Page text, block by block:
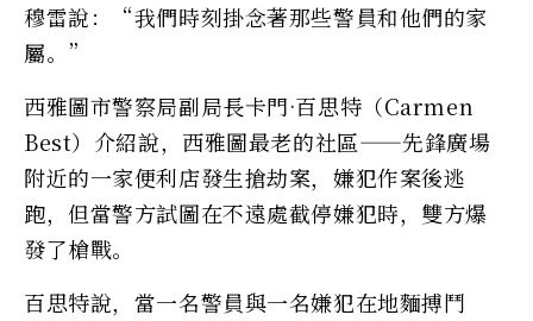
穆雷說：“我們時刻掛念著那些警員和他們的家
屬。”
西雅圖市警察局副局長卡門·百思特（Carmen
Best）介紹說，西雅圖最老的社區——先鋒廣場
附近的一家便利店發生搶劫案，嫌犯作案後逃
跑，但當警方試圖在不遠處截停嫌犯時，雙方爆
發了槍戰。
百思特說，當一名警員與一名嫌犯在地麵搏鬥